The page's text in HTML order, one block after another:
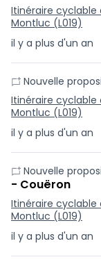
il y a plus d'un an
Itinéraire
Montluc (L019)
il y a plus d'un an
Nouvelle
Itinéraire
Montluc (L019)
il y a plus d'un an
Nouvelle
- Couëron
Itinéraire
Montluc (L019)